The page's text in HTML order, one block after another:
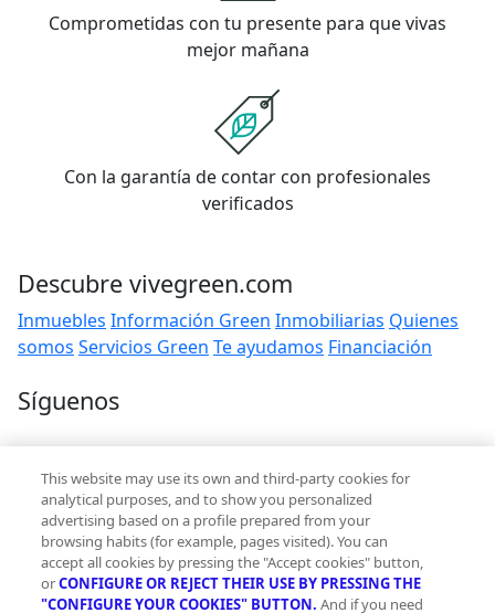
Comprometidas con tu presente para que vivas
mejor mañana
Con la garantía de contar con profesionales
verificados
Descubre vivegreen.com
Inmuebles Información Green Inmobiliarias Quienes
somos Servicios Green Te ayudamos Financiación
Síguenos
Contacto
hola@vivegreen.com
This website may use its own and third-party cookies for
analytical purposes, and to show you personalized
advertising based on a profile prepared from your
browsing habits (for example, pages visited). You can
accept all cookies by pressing the "Accept cookies" button,
orCONFIGURE OR REJECT THEIR USE BY PRESSING THE
"CONFIGURE YOUR COOKIES" BUTTON. And if you need